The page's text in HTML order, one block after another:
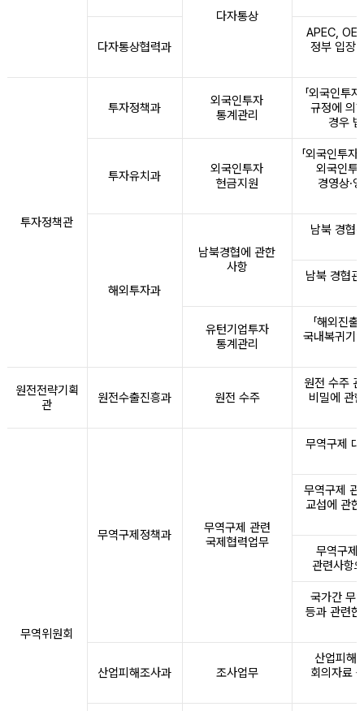
다자통상
다자통상협력과
APEC,
정부 입장
투자정책관
투자정책과
외국인투자
통계관리
「외국인투
규정에 의
경우
투자유치과
외국인투자
현금지원
「외국인투
외국인투
경영상·
해외투자과
남북경협에 관한
사항
남북 경협
남북 경협
유턴기업투자
통계관리
「해외진
국내복귀기
원전전략기획
관
원전수출진흥과 원전 수주
원전 수주
비밀에 관
무역위원회
무역구제정책과
무역구제 관련
국제협력업무
무역구제
무역구제 관
교섭에 관
무역구제
관련사항
국가간 무
등과 관련
산업피해조사과 조사업무
산업피해
회의자료